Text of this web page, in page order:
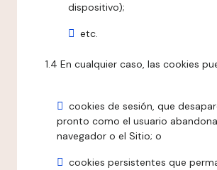
dispositivo);
etc.
1.4 En cualquier caso, las cookies
cookies de sesión, que
pronto como el usuario
navegador o el Sitio; o
cookies persistentes que